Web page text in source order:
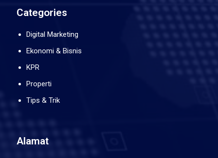
Categories
Digital Marketing
Ekonomi & Bisnis
KPR
Properti
Tips & Trik
Alamat